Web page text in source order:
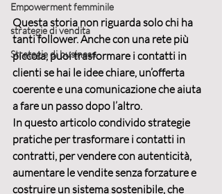
Empowerment femminile
strategie di vendita
Strategie di business
Questa storia non riguarda solo chi ha
tanti follower. Anche con una rete più
piccola, puoi trasformare i contatti in
clienti se hai le idee chiare, un’offerta
coerente e una comunicazione che aiuta
a fare un passo dopo l’altro.
In questo articolo condivido strategie
pratiche per trasformare i contatti in
contratti, per vendere con autenticità,
aumentare le vendite senza forzature e
costruire un sistema sostenibile, che